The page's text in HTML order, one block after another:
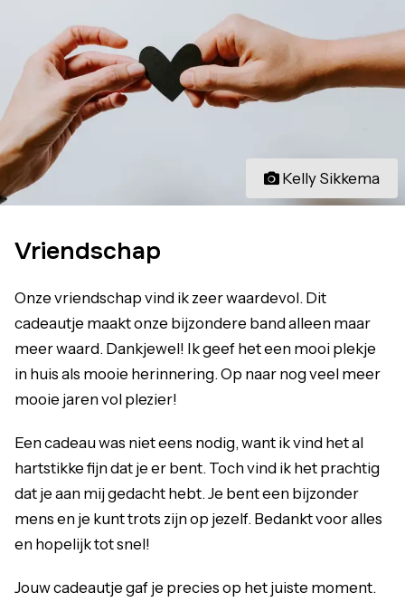
Kelly Sikkema
Vriendschap
Onze vriendschap vind ik zeer waardevol. Dit
cadeautje maakt onze bijzondere band alleen maar
meer waard. Dankjewel! Ik geef het een mooi plekje
in huis als mooie herinnering. Op naar nog veel meer
mooie jaren vol plezier!
Een cadeau was niet eens nodig, want ik vind het al
hartstikke fijn dat je er bent. Toch vind ik het prachtig
dat je aan mij gedacht hebt. Je bent een bijzonder
mens en je kunt trots zijn op jezelf. Bedankt voor alles
en hopelijk tot snel!
Jouw cadeautje gaf je precies op het juiste moment.